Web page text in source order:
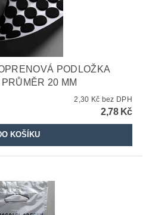
PODLOŽKA
20 MM
2,30 Kč bez DPH
2,78 Kč